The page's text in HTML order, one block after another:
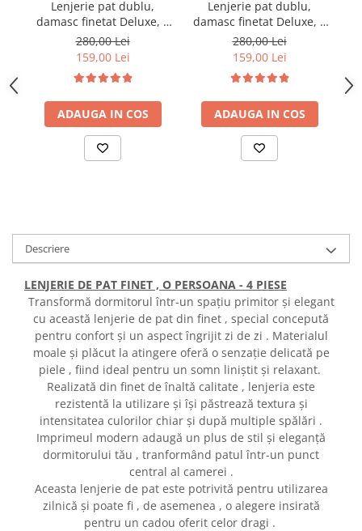
Lenjerie pat dublu,
damasc finetat Deluxe, 6
piese, cearceaf pat cu
elastic, Alb
280,00 Lei
159,00 Lei
ADAUGA IN COS
Lenjerie pat dublu,
damasc finetat Deluxe, 6
piese, cearceaf pat cu
elastic, Maro
280,00 Lei
159,00 Lei
ADAUGA IN COS
Descriere
LENJERIE DE PAT FINET , O PERSOANA - 4 PIESE
Transformă dormitorul într-un spațiu primitor și elegant
cu această lenjerie de pat din finet , special concepută
pentru confort și un aspect îngrijit zi de zi . Materialul
moale și plăcut la atingere oferă o senzație delicată pe
piele , fiind ideal pentru un somn liniștit și relaxant.
Realizată din finet de înaltă calitate , lenjeria este
rezistentă la utilizare și își păstrează textura și
intensitatea culorilor chiar și după multiple spălări .
Imprimeul modern adaugă un plus de stil și eleganță
dormitorului tău , tranformând patul într-un punct
central al camerei .
Aceasta lenjerie de pat este potrivită pentru utilizarea
zilnică și poate fi , de asemenea , o alegere insirată
pentru un cadou oferit celor dragi .